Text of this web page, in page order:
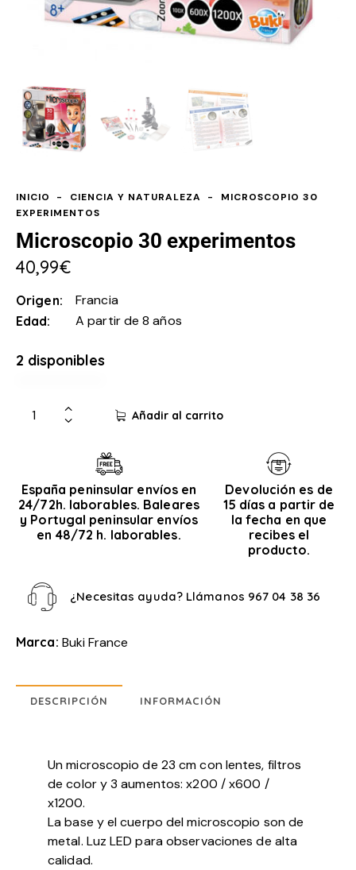
INICIO CIENCIA Y NATURALEZA
MICROSCOPIO 30
EXPERIMENTOS
Microscopio 30 experimentos
40,99€
Origen Francia
Edad A partir de 8 años
2 disponibles
Añadir al carrito
España peninsular envíos en
24/72h. laborables. Baleares
y Portugal peninsular envíos
en 48/72 h. laborables.
Devolución es de
15 días a partir de
la fecha en que
recibes el
producto.
¿Necesitas ayuda? Llámanos 967 04 38 36
Marca: Buki France
DESCRIPCIÓN INFORMACIÓN
Un microscopio de 23 cm con lentes, filtros
de color y 3 aumentos: x200 / x600 /
x1200.
La base y el cuerpo del microscopio son de
metal. Luz LED para observaciones de alta
calidad.